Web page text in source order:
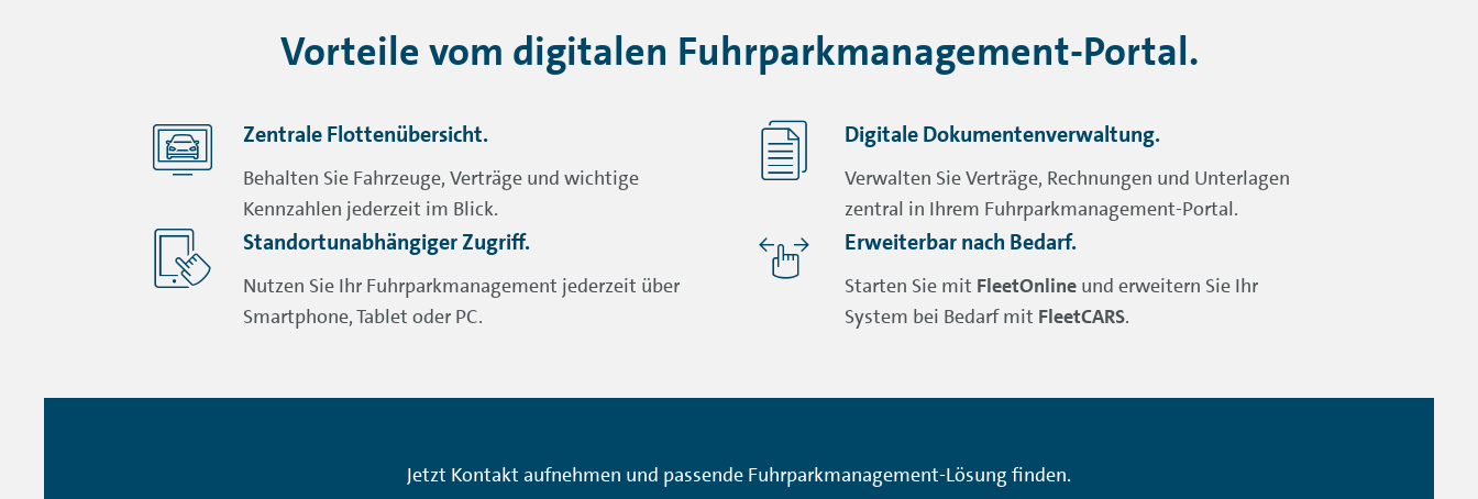
Vorteile vom digitalen Fuhrparkmanagement-Portal.
Zentrale Flottenübersicht.
Behalten Sie Fahrzeuge, Verträge und wichtige
Kennzahlen jederzeit im Blick.
Digitale Dokumentenverwaltung.
Verwalten Sie Verträge, Rechnungen und Unterlagen
zentral in Ihrem Fuhrparkmanagement-Portal.
Standortunabhängiger Zugriff.
Nutzen Sie Ihr Fuhrparkmanagement jederzeit über
Smartphone, Tablet oder PC.
Erweiterbar nach Bedarf.
Starten Sie mit FleetOnline und erweitern Sie Ihr
System bei Bedarf mit FleetCARS.
Jetzt Kontakt aufnehmen und passende Fuhrparkmanagement-Lösung finden.